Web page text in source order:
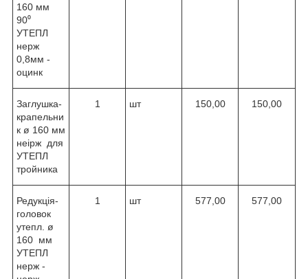
160 мм
90⁰
УТЕПЛ
нерж
0,8мм -
оцинк
Заглушка-
крапельни
к ø 160 мм
неірж для
УТЕПЛ
тройника
1 шт 150,00 150,00
Редукція-
головок
утепл. ø
160 мм
УТЕПЛ
нерж -
1 шт 577,00 577,00